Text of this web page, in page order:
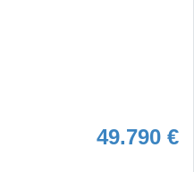
49.790 €